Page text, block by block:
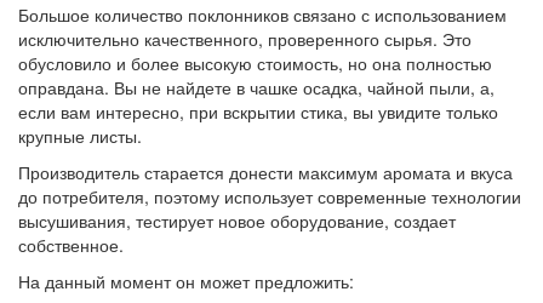
Большое количество поклонников связано с использованием
исключительно качественного, проверенного сырья. Это
обусловило и более высокую стоимость, но она полностью
оправдана. Вы не найдете в чашке осадка, чайной пыли, а,
если вам интересно, при вскрытии стика, вы увидите только
крупные листы.
Производитель старается донести максимум аромата и вкуса
до потребителя, поэтому использует современные технологии
высушивания, тестирует новое оборудование, создает
собственное.
На данный момент он может предложить: